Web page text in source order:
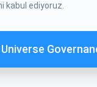
kabul ediyoruz.